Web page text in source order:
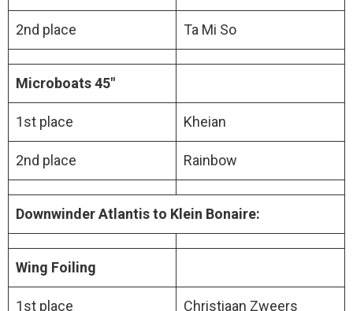
2nd place Ta Mi So
Microboats 45″
1st place Kheian
2nd place Rainbow
Downwinder Atlantis to Klein Bonaire:
Wing Foiling
1st place Christiaan Zweers